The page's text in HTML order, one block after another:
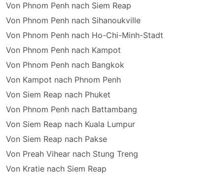
Von Phnom Penh nach Siem Reap
Von Phnom Penh nach Sihanoukville
Von Phnom Penh nach Ho-Chi-Minh-Stadt
Von Phnom Penh nach Kampot
Von Phnom Penh nach Bangkok
Von Kampot nach Phnom Penh
Von Siem Reap nach Phuket
Von Phnom Penh nach Battambang
Von Siem Reap nach Kuala Lumpur
Von Siem Reap nach Pakse
Von Preah Vihear nach Stung Treng
Von Kratie nach Siem Reap